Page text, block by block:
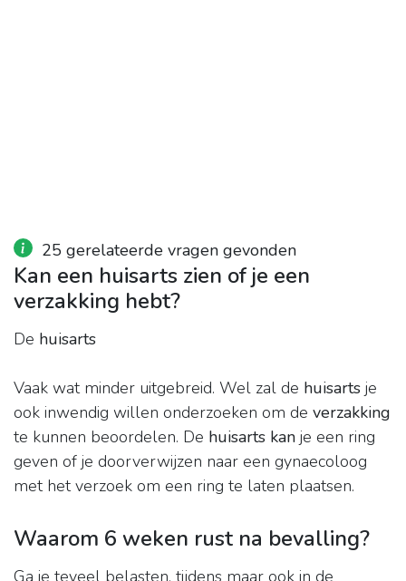
25 gerelateerde vragen gevonden
Kan een huisarts zien of je een
verzakking hebt?
De huisarts
Vaak wat minder uitgebreid. Wel zal de huisarts je
ook inwendig willen onderzoeken om de verzakking
te kunnen beoordelen. De huisarts kan je een ring
geven of je doorverwijzen naar een gynaecoloog
met het verzoek om een ring te laten plaatsen.
Waarom 6 weken rust na bevalling?
Ga je teveel belasten, tijdens maar ook in de